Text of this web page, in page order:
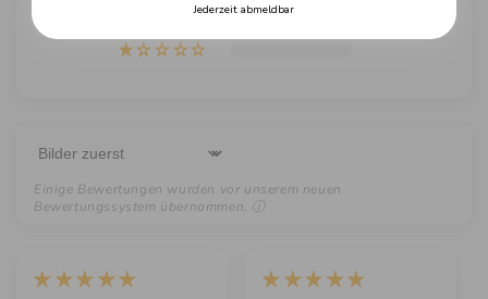
Sort by
Jederzeit abmeldbar